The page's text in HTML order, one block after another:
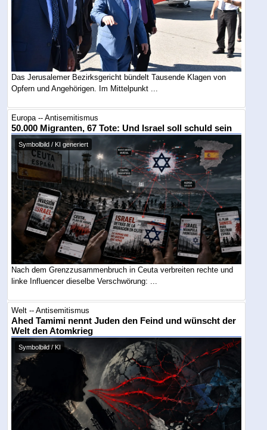
Das Jerusalemer Bezirksgericht bündelt Tausende Klagen von
Opfern und Angehörigen. Im Mittelpunkt ...
Europa -- Antisemitismus
50.000 Migranten, 67 Tote: Und Israel soll schuld sein
Symbolbild / KI generiert
Nach dem Grenzzusammenbruch in Ceuta verbreiten rechte und
linke Influencer dieselbe Verschwörung: ...
Welt -- Antisemitismus
Ahed Tamimi nennt Juden den Feind und wünscht der
Welt den Atomkrieg
Symbolbild / KI